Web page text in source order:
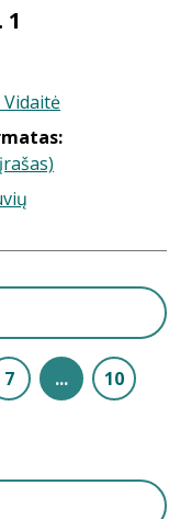
Vidaitė
7 ... 10